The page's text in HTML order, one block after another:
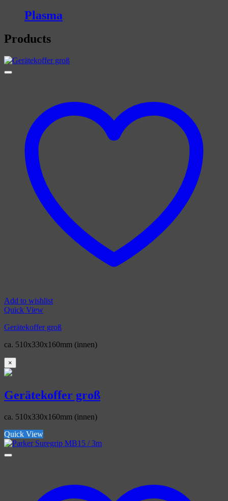
Plasma
Products
Add to wishlist
Quick View
Gerätekoffer groß
ca. 510x330x160mm (innen)
×
Gerätekoffer groß
ca. 510x330x160mm (innen)
Quick View